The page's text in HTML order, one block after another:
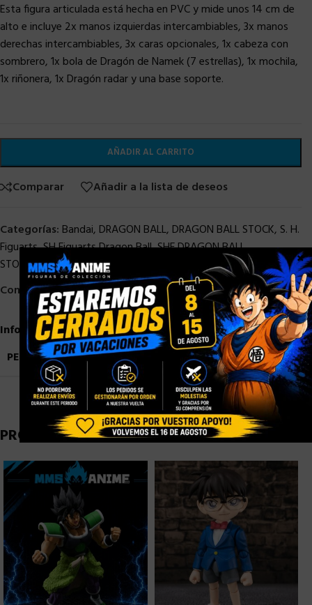
Esta figura articulada está hecha en PVC y mide unos 14 cm de
alto e incluye 2x manos izquierdas intercambiables, 3x manos
derechas intercambiables, 3x caras opcionales, 1x cabeza con
sombrero, 1x bola de Dragón de Namek (7 estrellas), 1x mochila,
1x riñonera, 1x Dragón radar y una base soporte.
AÑADIR AL CARRITO
Comparar Añadir a la lista de deseos
Categorías: Bandai, DRAGON BALL, DRAGON BALL STOCK, S. H.
Figuarts,SH Figuarts Dragon Ball,SHF DRAGON BALL,
STOCK/DISPONIBLE
Compartir:
Información adicional
PESO
0,9 kg
PRODUCTOS RELACIONADOS
×